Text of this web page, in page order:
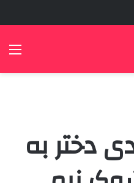
دختر به